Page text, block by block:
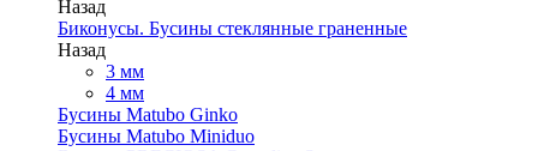
Назад
Биконусы. Бусины стеклянные граненные
Назад
3 мм
4 мм
Бусины Matubo Ginko
Бусины Matubo Miniduo